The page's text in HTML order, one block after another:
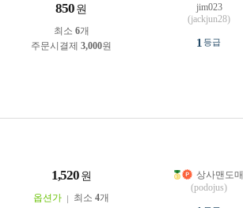
850 원
최소 6개
주문시결제 3,000원
jim023
(jackjun28)
1 등급
1,520 원
옵션가 최소 4개
상사맨도매
(podojus)